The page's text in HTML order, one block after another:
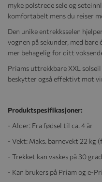
myke polstrede sele og
komfortabelt mens du reiser
Den unike entrekksselen
vognen på sekunder, med bare
mer behagelig for ditt
Priams uttrekkbare XXL
beskytter også effektivt mot
Produktspesifikasjoner:
- Alder: Fra fødsel til ca. 4 år
- Vekt: Maks. barnevekt 22
- Trekket kan vaskes på 30
- Kan brukers på Priam og e-